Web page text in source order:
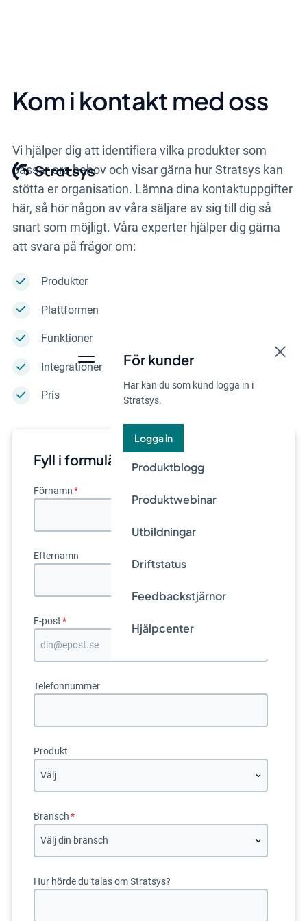
För kunder
Här kan du som kund logga in i
Stratsys.
Logga in
Produktblogg
Produktwebinar
Utbildningar
Driftstatus
Feedbackstjärnor
Hjälpcenter
Kom i kontakt med oss
Vi hjälper dig att identifiera vilka produkter som
passar era behov och visar gärna hur Stratsys kan
stötta er organisation. Lämna dina kontaktuppgifter
här, så hör någon av våra säljare av sig till dig så
snart som möjligt. Våra experter hjälper dig gärna
att svara på frågor om:
Produkter
Plattformen
Funktioner
Integrationer
Pris
Fyll i formuläret
Förnamn *
Efternamn
E-post *
Telefonnummer
Produkt
Bransch *
Hur hörde du talas om Stratsys?